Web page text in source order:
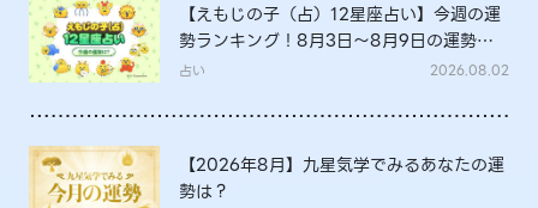
【えもじの子（占）12星座占い】今週の運
勢ランキング！8月3日～8月9日の運勢
は？
占い 2026.08.02
【2026年8月】九星気学でみるあなたの運
勢は？